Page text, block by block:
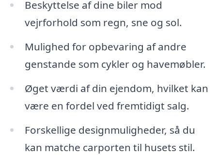
Beskyttelse af dine biler mod
vejrforhold som regn, sne og sol.
Mulighed for opbevaring af andre
genstande som cykler og havemøbler.
Øget værdi af din ejendom, hvilket kan
være en fordel ved fremtidigt salg.
Forskellige designmuligheder, så du
kan matche carporten til husets stil.